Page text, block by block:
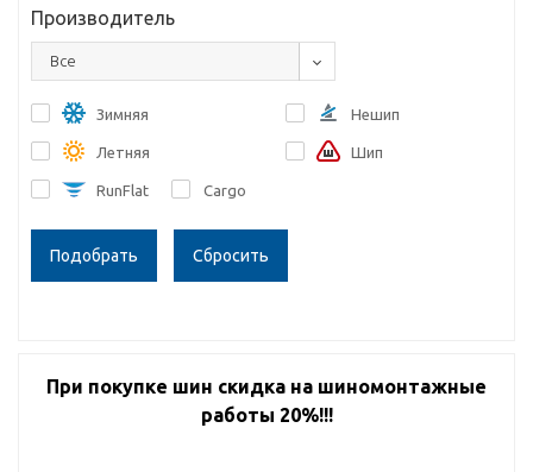
Производитель
Все
Зимняя
Летняя
RunFlat Cargo
Нешип
Шип
Сбросить
При покупке шин скидка на шиномонтажные
работы 20%!!!